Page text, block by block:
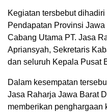
Kegiatan tersbebut
Pendapatan Provinsi
Cabang Utama PT. Jasa
Apriansyah, Sekretaris
dan seluruh Kepala Pusat
Dalam kesempatan
Jasa Raharja Jawa Barat
memberikan penghargaan